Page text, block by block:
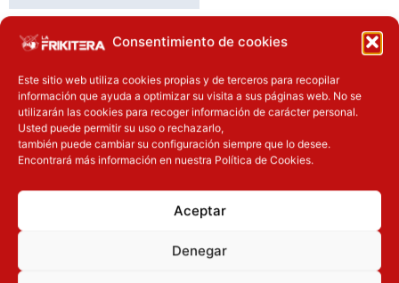
Consentimiento de cookies
Este sitio web utiliza cookies propias y de terceros para recopilar
información que ayuda a optimizar su visita a sus páginas web. No se
utilizarán las cookies para recoger información de carácter personal.
Usted puede permitir su uso o rechazarlo,
también puede cambiar su configuración siempre que lo desee.
Encontrará más información en nuestra Política de Cookies.
Aceptar
Denegar
OTROS PRODUCTOS QUE TE
PUEDEN INTERESAR
Inicie sesión
El precio original era: 16.90€.El precio actual es: 13.52€.
Inicie sesión
El precio original era: 32.90€.
El precio actual es: 26.32€.